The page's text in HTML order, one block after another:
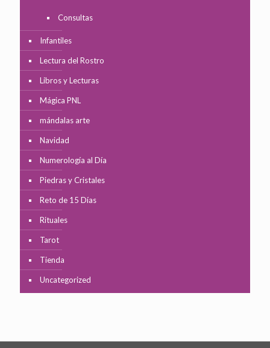
Consultas
Infantiles
Lectura del Rostro
Libros y Lecturas
Mágica PNL
mándalas arte
Navidad
Numerología al Día
Piedras y Cristales
Reto de 15 Días
Rituales
Tarot
Tienda
Uncategorized